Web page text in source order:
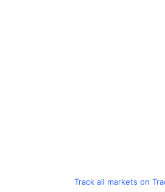
Track all markets on